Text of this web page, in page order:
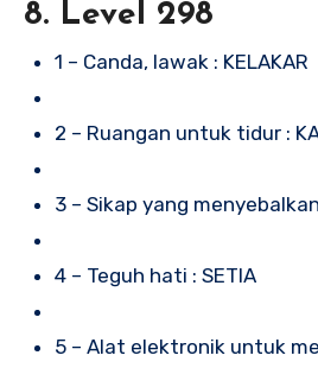
8. Level 298
1 – Canda, lawak : KELAKAR
2 – Ruangan untuk tidur :
3 – Sikap yang
4 – Teguh hati : SETIA
5 – Alat elektronik untuk